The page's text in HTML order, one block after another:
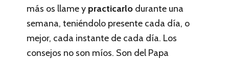
más os llame y practicarlo durante una
semana, teniéndolo presente cada día, o
mejor, cada instante de cada día. Los
consejos no son míos. Son del Papa